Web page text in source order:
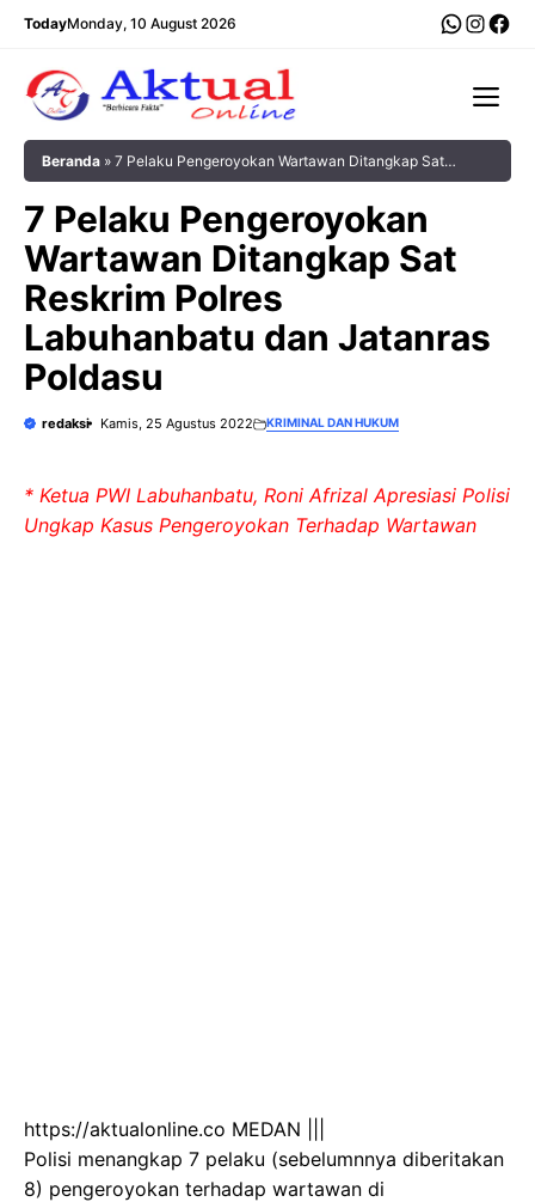
Langsung
TodayMonday, 10 August 2026
Beranda » 7 Pelaku Pengeroyokan Wartawan Ditangkap Sat
7 Pelaku Pengeroyokan
Wartawan Ditangkap Sat
Reskrim Polres
Labuhanbatu dan Jatanras
Poldasu
redaksi Kamis, 25 Agustus 2022 KRIMINAL DAN HUKUM
* Ketua PWI Labuhanbatu, Roni Afrizal Apresiasi Polisi
Ungkap Kasus Pengeroyokan Terhadap Wartawan
https://aktualonline.co MEDAN |||
Polisi menangkap 7 pelaku (sebelumnnya diberitakan
8) pengeroyokan terhadap wartawan di